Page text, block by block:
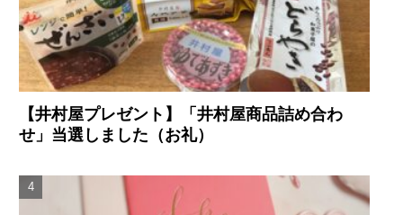
【井村屋プレゼント】「井村屋商品詰め合わ
せ」当選しました（お礼）